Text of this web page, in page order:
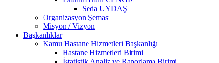
Seda UYDAŞ
Organizasyon Şeması
Misyon / Vizyon
Başkanlıklar
Kamu Hastane Hizmetleri Başkanlığı
Hastane Hizmetleri Birimi
İstatistik,Analiz ve Raporlama Birimi